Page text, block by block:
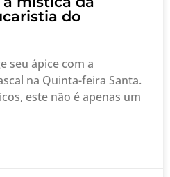
do
seu ápice com a
na Quinta-feira Santa.
este não é apenas um